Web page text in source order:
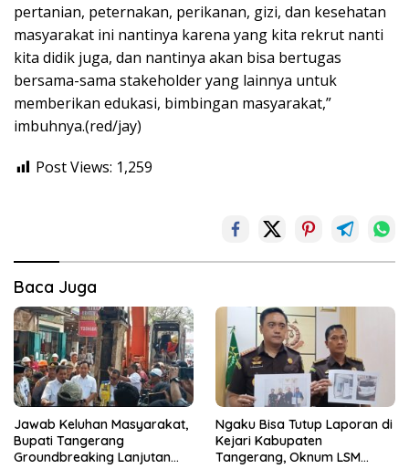
pertanian, peternakan, perikanan, gizi, dan kesehatan
masyarakat ini nantinya karena yang kita rekrut nanti
kita didik juga, dan nantinya akan bisa bertugas
bersama-sama stakeholder yang lainnya untuk
memberikan edukasi, bimbingan masyarakat,”
imbuhnya.(red/jay)
Post Views: 1,259
Baca Juga
Jawab Keluhan Masyarakat,
Bupati Tangerang
Groundbreaking Lanjutan
Ngaku Bisa Tutup Laporan di
Kejari Kabupaten
Tangerang, Oknum LSM